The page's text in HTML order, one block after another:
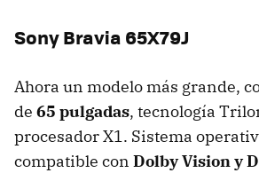
Sony Bravia 65X79J
Ahora un modelo más grande,
de 65 pulgadas, tecnología
procesador X1. Sistema
compatible con Dolby Vision y